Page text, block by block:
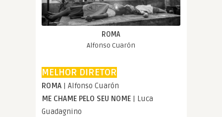
ROMA
Alfonso Cuarón
MELHOR DIRETOR
ROMA | Alfonso Cuarón
ME CHAME PELO SEU NOME | Luca
Guadagnino